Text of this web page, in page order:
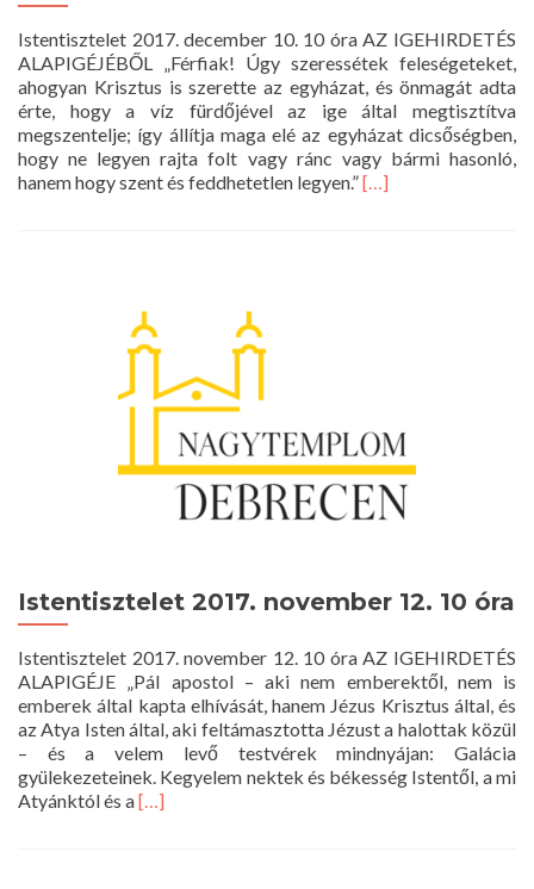
Istentisztelet 2017. december 10. 10 óra AZ IGEHIRDETÉS
ALAPIGÉJÉBŐL „Férfiak! Úgy szeressétek feleségeteket,
ahogyan Krisztus is szerette az egyházat, és önmagát adta
érte, hogy a víz fürdőjével az ige által megtisztítva
megszentelje; így állítja maga elé az egyházat dicsőségben,
hogy ne legyen rajta folt vagy ránc vagy bármi hasonló,
hanem hogy szent és feddhetetlen legyen.”Read
[…]
Istentisztelet 2017. november 12. 10 óra
Istentisztelet 2017. november 12. 10 óra AZ IGEHIRDETÉS
ALAPIGÉJE „Pál apostol – aki nem emberektől, nem is
emberek által kapta elhívását, hanem Jézus Krisztus által, és
az Atya Isten által, aki feltámasztotta Jézust a halottak közül
– és a velem levő testvérek mindnyájan: Galácia
gyülekezeteinek. Kegyelem nektek és békesség Istentől, a mi
Atyánktól és aRead
[…]